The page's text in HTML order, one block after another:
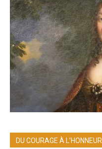
DU COURAGE À L’HONNEUR